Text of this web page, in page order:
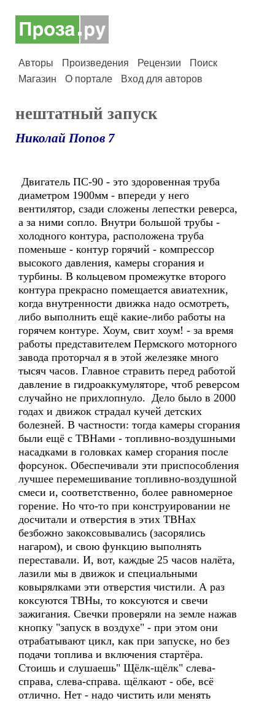
Авторы Произведения Рецензии
Поиск
Магазин
О портале Вход для авторов
нештатный запуск
Николай Попов 7
Двигатель ПС-90 - это здоровенная труба
диаметром 1900мм - впереди у него
вентилятор, сзади сложены лепестки реверса,
а за ними сопло. Внутри большой трубы -
холодного контура, расположена труба
поменьше - контур горячий - компрессор
высокого давления, камеры сгорания и
турбины. В кольцевом промежутке второго
контура прекрасно помещается авиатехник,
когда внутренности движка надо осмотреть,
либо выполнить ещё какие-либо работы на
горячем контуре. Хоум, свит хоум! - за время
работы представителем Пермского моторного
завода проторчал я в этой железяке много
тысяч часов. Главное стравить перед работой
давление в гидроаккумуляторе, чтоб реверсом
случайно не прихлопнуло. Дело было в 2000
годах и движок страдал кучей детских
болезней. В частности: тогда камеры сгорания
были ещё с ТВНами - топливно-воздушными
насадками в головках камер сгорания после
форсунок. Обеспечивали эти приспособления
лучшее перемешивание топливно-воздушной
смеси и, соответственно, более равномерное
горение. Но что-то при конструировании не
досчитали и отверстия в этих ТВНах
безбожно закоксовывались (засорялись
нагаром), и свою функцию выполнять
переставали. И, вот, каждые 25 часов налёта,
лазили мы в движок и специальными
ковырялками эти отверстия чистили. А раз
коксуются ТВНы, то коксуются и свечи
зажигания. Свечки проверяли на земле нажав
кнопку "запуск в воздухе" - при этом они
отрабатывают цикл, как при запуске, но без
подачи топлива и включения стартёра.
Стоишь и слушаешь" Щёлк-щёлк" слева-
справа, слева-справа. щёлкают - обе, всё
отлично. Нет - надо чистить или менять